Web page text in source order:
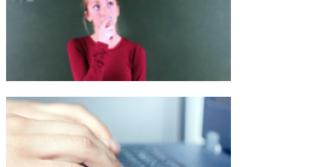
Coneixes tots els
avantatges de ser
membre del CEESC?